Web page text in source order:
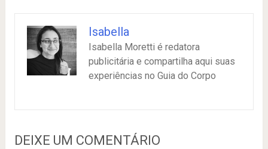
Isabella
Isabella Moretti é redatora
publicitária e compartilha aqui suas
experiências no Guia do Corpo
DEIXE UM COMENTÁRIO